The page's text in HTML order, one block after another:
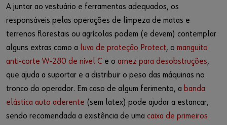
A juntar ao vestuário e ferramentas adequados, os
responsáveis pelas operações de limpeza de matas e
terrenos florestais ou agrícolas podem (e devem) contemplar
alguns extras como a luva de proteção Protect, o manguito
anti-corte W-280 de nível C e o arnez para desobstruções,
que ajuda a suportar e a distribuir o peso das máquinas no
tronco do operador. Em caso de algum ferimento, a banda
elástica auto aderente (sem latex) pode ajudar a estancar,
sendo recomendada a existência de uma caixa de primeiros